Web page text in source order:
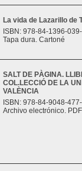
La vida de Lazarillo de
ISBN: 978-84-1396-
Tapa dura. Cartoné
SALT DE PÀGINA.
COL.LECCIÓ DE LA
VALÈNCIA
ISBN: 978-84-9048-
Archivo electrónico.